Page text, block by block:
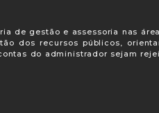
de gestão e assessoria nas
dos recursos públicos,
do administrador sejam